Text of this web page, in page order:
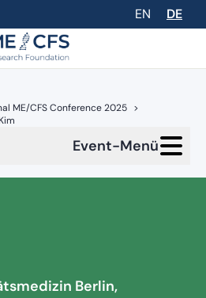
EN DE
ME/CFS Conference 2025 >
Event-Menü
Berlin,